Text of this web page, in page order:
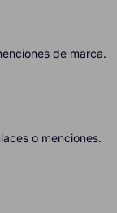
de marca.
o menciones.